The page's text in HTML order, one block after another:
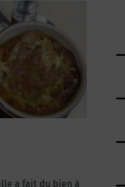
a fait du bien à